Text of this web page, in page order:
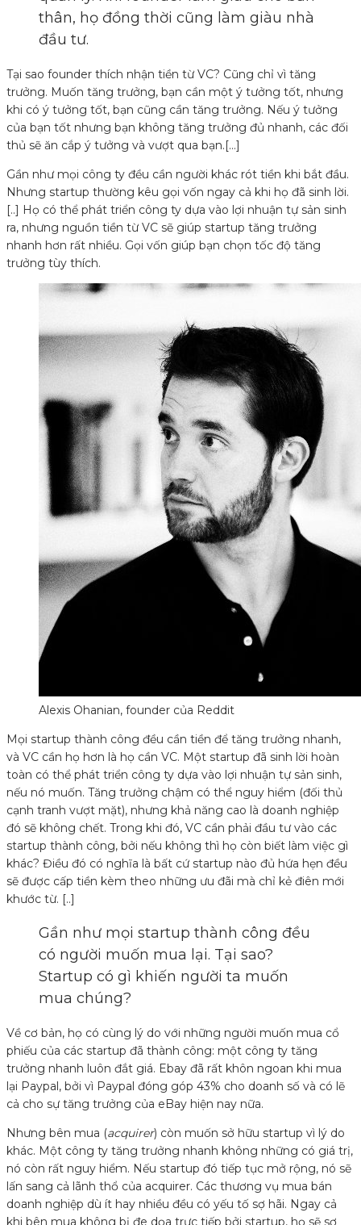
thân, họ đồng thời cũng làm giàu nhà
đầu tư.
Tại sao founder thích nhận tiền từ VC? Cũng chỉ vì tăng
trưởng. Muốn tăng trưởng, bạn cần một ý tưởng tốt, nhưng
khi có ý tưởng tốt, bạn cũng cần tăng trưởng. Nếu ý tưởng
của bạn tốt nhưng bạn không tăng trưởng đủ nhanh, các đối
thủ sẽ ăn cắp ý tưởng và vượt qua bạn.[…]
Gần như mọi công ty đều cần người khác rót tiền khi bắt đầu.
Nhưng startup thường kêu gọi vốn ngay cả khi họ đã sinh lời.
[..] Họ có thể phát triển công ty dựa vào lợi nhuận tự sản sinh
ra, nhưng nguồn tiền từ VC sẽ giúp startup tăng trưởng
nhanh hơn rất nhiều. Gọi vốn giúp bạn chọn tốc độ tăng
trưởng tùy thích.
Alexis Ohanian, founder của Reddit
Mọi startup thành công đều cần tiền để tăng trưởng nhanh,
và VC cần họ hơn là họ cần VC. Một startup đã sinh lời hoàn
toàn có thể phát triển công ty dựa vào lợi nhuận tự sản sinh,
nếu nó muốn. Tăng trưởng chậm có thể nguy hiểm (đối thủ
cạnh tranh vượt mặt), nhưng khả năng cao là doanh nghiệp
đó sẽ không chết. Trong khi đó, VC cần phải đầu tư vào các
startup thành công, bởi nếu không thì họ còn biết làm việc gì
khác? Điều đó có nghĩa là bất cứ startup nào đủ hứa hẹn đều
sẽ được cấp tiền kèm theo những ưu đãi mà chỉ kẻ điên mới
khước từ. [..]
Gần như mọi startup thành công đều
có người muốn mua lại. Tại sao?
Startup có gì khiến người ta muốn
mua chúng?
Về cơ bản, họ có cùng lý do với những người muốn mua cổ
phiếu của các startup đã thành công: một công ty tăng
trưởng nhanh luôn đắt giá. Ebay đã rất khôn ngoan khi mua
lại Paypal, bởi vì Paypal đóng góp 43% cho doanh số và có lẽ
cả cho sự tăng trưởng của eBay hiện nay nữa.
Nhưng bên mua (acquirer) còn muốn sở hữu startup vì lý do
khác. Một công ty tăng trưởng nhanh không những có giá trị,
nó còn rất nguy hiểm. Nếu startup đó tiếp tục mở rộng, nó sẽ
lấn sang cả lãnh thổ của acquirer. Các thương vụ mua bán
doanh nghiệp dù ít hay nhiều đều có yếu tố sợ hãi. Ngay cả